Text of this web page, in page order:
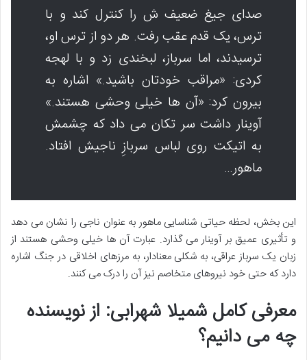
صدای جیغ ضعیف ش را کنترل کند و با
ترس، یک قدم عقب رفت. هر دو از ترس او،
ترسیدند، اما سرباز، لبخندی زد و با لهجه
کردی: «مراقب خودتان باشید.» اشاره به
بیرون کرد: «آن ها خیلی وحشی هستند.»
آوینار داشت سر تکان می داد که چشمش
به اتیکت روی لباس سربازِ ناجیش افتاد.
ماهور…
این بخش، لحظه حیاتی شناسایی ماهور به عنوان ناجی را نشان می دهد
و تأثیری عمیق بر آوینار می گذارد. عبارت آن ها خیلی وحشی هستند از
زبان یک سرباز عراقی، به شکلی معنادار، به مرزهای اخلاقی در جنگ اشاره
دارد که حتی خود نیروهای متخاصم نیز آن را درک می کنند.
معرفی کامل شمیلا شهرابی: از نویسنده
چه می دانیم؟